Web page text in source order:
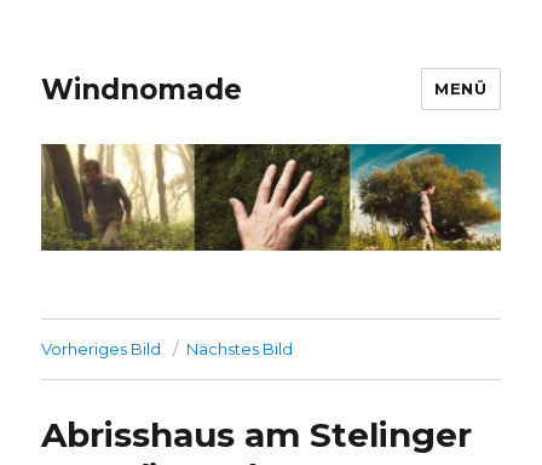
Windnomade MENÜ
Vorheriges Bild Nächstes Bild
Abrisshaus am Stelinger